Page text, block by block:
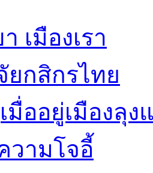
เมืองเรา
ยกสิกรไทย
มื่ออยู่เมืองลุง
วามโจอี้